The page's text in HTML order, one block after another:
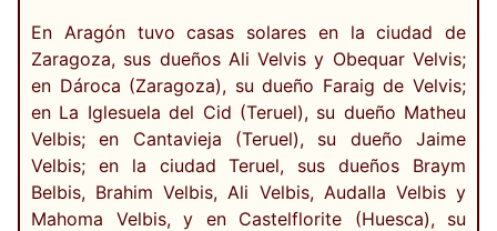
En Aragón tuvo casas solares en la ciudad de
Zaragoza, sus dueños Ali Velvis y Obequar Velvis;
en Dároca (Zaragoza), su dueño Faraig de Velvis;
en La Iglesuela del Cid (Teruel), su dueño Matheu
Velbis; en Cantavieja (Teruel), su dueño Jaime
Velbis; en la ciudad Teruel, sus dueños Braym
Belbis, Brahim Velbis, Ali Velbis, Audalla Velbis y
Mahoma Velbis, y en Castelflorite (Huesca), su